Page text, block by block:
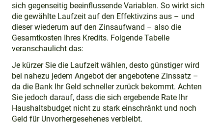
sich gegenseitig beeinflussende Variablen. So wirkt sich
die gewählte Laufzeit auf den Effektivzins aus – und
dieser wiederum auf den Zinsaufwand – also die
Gesamtkosten Ihres Kredits. Folgende Tabelle
veranschaulicht das:
Je kürzer Sie die Laufzeit wählen, desto günstiger wird
bei nahezu jedem Angebot der angebotene Zinssatz –
da die Bank Ihr Geld schneller zurück bekommt. Achten
Sie jedoch darauf, dass die sich ergebende Rate Ihr
Haushaltsbudget nicht zu stark einschränkt und noch
Geld für Unvorhergesehenes verbleibt.